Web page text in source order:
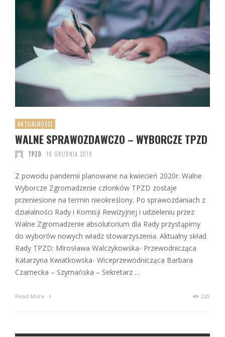
AKTUALNOŚCI
WALNE SPRAWOZDAWCZO – WYBORCZE TPZD
TPZD 18 GRUDNIA 2019
Z powodu pandemii planowane na kwiecień 2020r. Walne
Wyborcze Zgromadzenie członków TPZD zostaje
przeniesione na termin nieokreślony. Po sprawozdaniach z
działalności Rady i Komisji Rewizyjnej i udzieleniu przez
Walne Zgromadzenie absolutorium dla Rady przystąpimy
do wyborów nowych władz stowarzyszenia. Aktualny skład
Rady TPZD: Mirosława Walczykowska- Przewodnicząca
Katarzyna Kwiatkowska- Wiceprzewodnicząca Barbara
Czarnecka – Szymańska – Sekretarz …
Read More 229